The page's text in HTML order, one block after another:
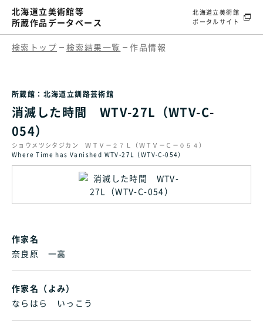
北海道立美術館等
所蔵作品データベース
北海道立美術館
ポータルサイト
検索トップ 検索結果一覧 作品情報
所蔵館：北海道立釧路芸術館
消滅した時間 WTV-27L（WTV-C-
054）
ショウメツシタジカン ＷＴＶ－２７Ｌ（ＷＴＶ－Ｃ－０５４）
Where Time has Vanished WTV-27L（WTV-C-054）
作家名
奈良原 一高
作家名（よみ）
ならはら いっこう